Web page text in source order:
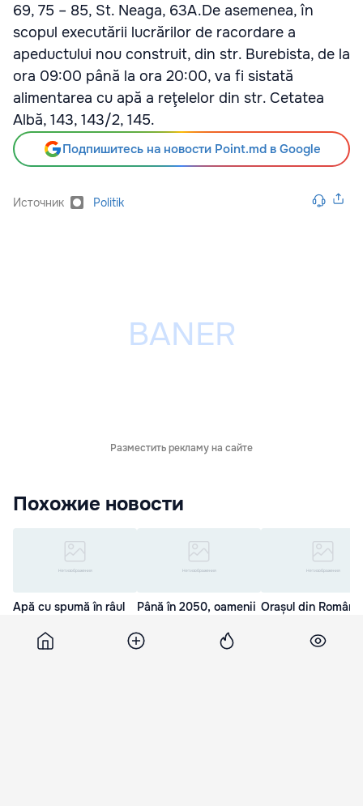
69, 75 – 85, St. Neaga, 63A.De asemenea, în
scopul executării lucrărilor de racordare a
apeductului nou construit, din str. Burebista, de la
ora 09:00 până la ora 20:00, va fi sistată
alimentarea cu apă a reţelelor din str. Cetatea
Albă, 143, 143/2, 145.
Подпишитесь на новости Point.md в Google
Источник Politik
Разместить рекламу на сайте
Похожие новости
Apă cu spumă în râul
Apele Române
fenomenul
Până în 2050, oamenii
acces redus la apă
Orașul din
cu apă termală